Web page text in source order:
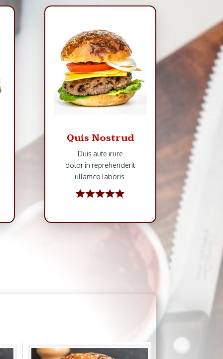
Quis Nostrud
Duis aute irure
dolor in reprehenderit
ullamco laboris.